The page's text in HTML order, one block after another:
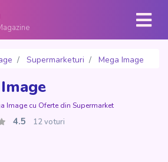
Supermarketuri
Mega Image
Image cu Oferte din Supermarket
4.5 12 voturi